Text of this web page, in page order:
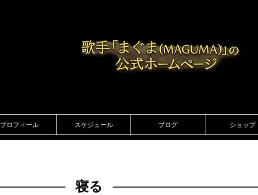
プロフィール スケジュール ブログ ショップ
寝る